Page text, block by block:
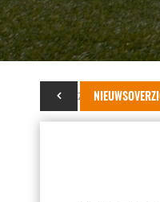
06 mei 2024